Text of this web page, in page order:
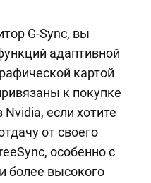
G-Sync, вы
адаптивной
картой
к покупке
если хотите
от своего
особенно с
более высокого